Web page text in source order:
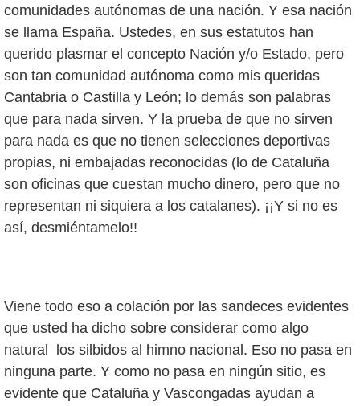
comunidades autónomas de una nación. Y esa nación
se llama España. Ustedes, en sus estatutos han
querido plasmar el concepto Nación y/o Estado, pero
son tan comunidad autónoma como mis queridas
Cantabria o Castilla y León; lo demás son palabras
que para nada sirven. Y la prueba de que no sirven
para nada es que no tienen selecciones deportivas
propias, ni embajadas reconocidas (lo de Cataluña
son oficinas que cuestan mucho dinero, pero que no
representan ni siquiera a los catalanes). ¡¡Y si no es
así, desmiéntamelo!!
Viene todo eso a colación por las sandeces evidentes
que usted ha dicho sobre considerar como algo
natural los silbidos al himno nacional. Eso no pasa en
ninguna parte. Y como no pasa en ningún sitio, es
evidente que Cataluña y Vascongadas ayudan a